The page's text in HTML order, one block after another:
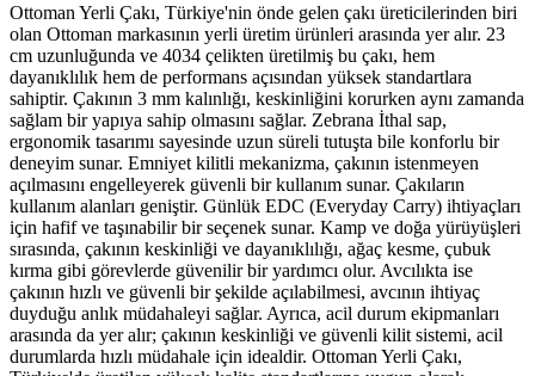
Ottoman Yerli Çakı, Türkiye'nin önde gelen çakı üreticilerinden biri
olan Ottoman markasının yerli üretim ürünleri arasında yer alır. 23
cm uzunluğunda ve 4034 çelikten üretilmiş bu çakı, hem
dayanıklılık hem de performans açısından yüksek standartlara
sahiptir. Çakının 3 mm kalınlığı, keskinliğini korurken aynı zamanda
sağlam bir yapıya sahip olmasını sağlar. Zebrana İthal sap,
ergonomik tasarımı sayesinde uzun süreli tutuşta bile konforlu bir
deneyim sunar. Emniyet kilitli mekanizma, çakının istenmeyen
açılmasını engelleyerek güvenli bir kullanım sunar. Çakıların
kullanım alanları geniştir. Günlük EDC (Everyday Carry) ihtiyaçları
için hafif ve taşınabilir bir seçenek sunar. Kamp ve doğa yürüyüşleri
sırasında, çakının keskinliği ve dayanıklılığı, ağaç kesme, çubuk
kırma gibi görevlerde güvenilir bir yardımcı olur. Avcılıkta ise
çakının hızlı ve güvenli bir şekilde açılabilmesi, avcının ihtiyaç
duyduğu anlık müdahaleyi sağlar. Ayrıca, acil durum ekipmanları
arasında da yer alır; çakının keskinliği ve güvenli kilit sistemi, acil
durumlarda hızlı müdahale için idealdir. Ottoman Yerli Çakı,